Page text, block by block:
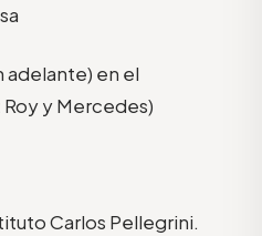
adelante) en el
y Mercedes)
Carlos Pellegrini.